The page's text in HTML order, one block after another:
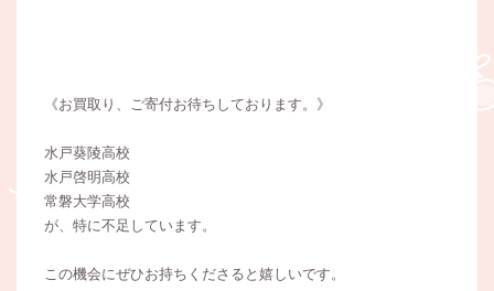
《お買取り、ご寄付お待ちしております。》
水戸葵陵高校
水戸啓明高校
常磐大学高校
が、特に不足しています。
この機会にぜひお持ちくださると嬉しいです。